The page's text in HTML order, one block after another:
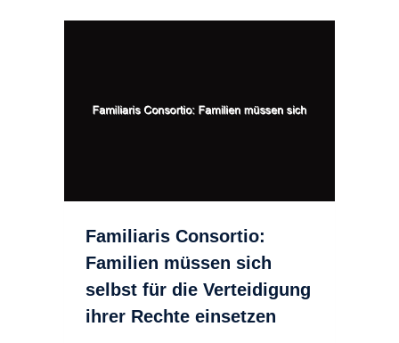
Familiaris Consortio:
Familien müssen sich
selbst für die Verteidigung
ihrer Rechte einsetzen